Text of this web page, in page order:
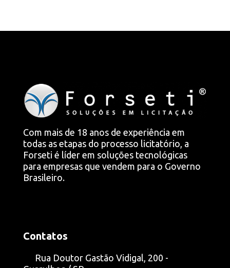
Com mais de 18 anos de experiência em
todas as etapas do processo licitatório, a
Forseti é líder em soluções tecnológicas
para empresas que vendem para o Governo
Brasileiro.
Contatos
Rua Doutor Gastão Vidigal, 200 -